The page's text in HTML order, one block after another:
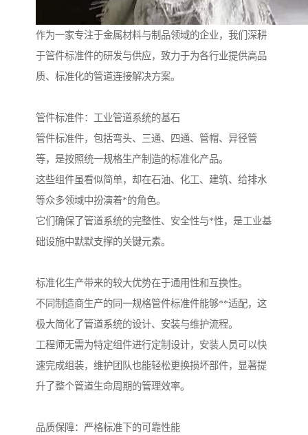
作为一家专注于金属材料与制品领域的企业，我们深耕
于管件标准件的研发与供应，致力于为各行业提供高品
质、标准化的管道连接解决方案。
管件标准件：工业管道系统的基石
管件标准件，包括弯头、三通、四通、管帽、异径管
等，是按照统一规格生产制造的标准化产品。
这些组件虽看似简单，却在石油、化工、建筑、给排水
等众多领域中扮演着*的角色。
它们确保了管道系统的完整性、安全性与*性，是工业基
础设施中默默支撑的关键元素。
标准化生产带来的较大优势在于通用性和互换性。
不同制造商生产的同一规格管件标准件能够**适配，这
极大简化了管道系统的设计、安装与维护流程。
工程师无需为特定组件进行定制设计，安装人员可以快
速完成组装，维护团队也能轻松更换损坏部件，显著提
升了整个管道生命周期的管理效率。
品质保障：严格标准下的可靠性能